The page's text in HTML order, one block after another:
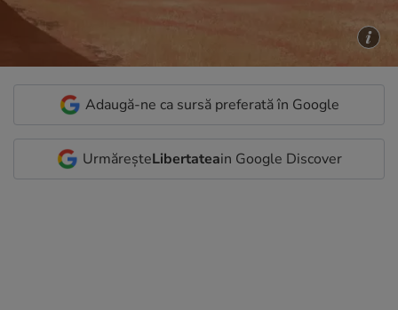
Adaugă-ne ca sursă preferată în Google
UrmăreșteLibertateain Google Discover